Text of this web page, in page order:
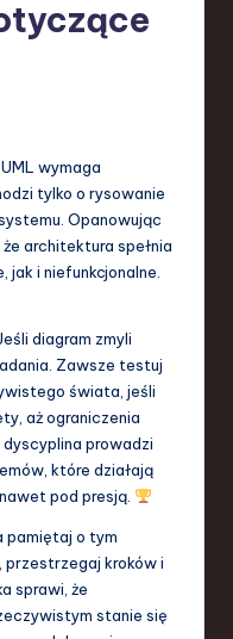
wymaga
tylko o rysowanie
Opanowując
architektura spełnia
jak i niefunkcjonalne.
diagram zmyli
Zawsze testuj
świata, jeśli
aż ograniczenia
prowadzi
które działają
pod presją.
pamiętaj o tym
przestrzegaj kroków i
sprawi, że
stanie się